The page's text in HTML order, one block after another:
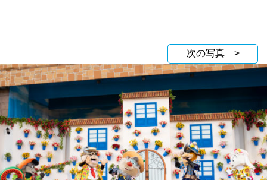
次の写真 >